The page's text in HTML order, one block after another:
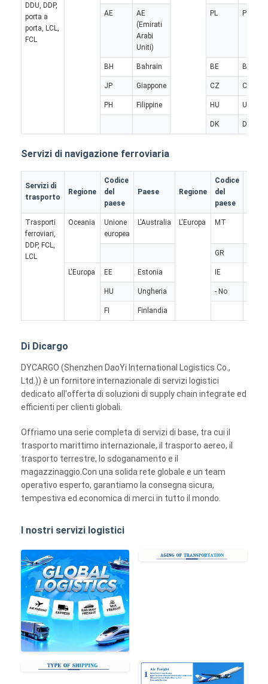
Trasporto internazionale di andata
Aereo da trasporto di andata
trasporto marittimo
Spedizioni DDP dalla Cina
TRASPORTO DI FERROVIA
Nave verso l' Amazzonia
Trasporti merci su autocarri
Servizio di magazzinaggio
DDU, DDP,
porta a
porta, LCL,
FCL
AE
AE
(Emirati
Arabi
Uniti)
PL Polonia
BH Bahrain BE Belgio
JP Giappone CZ Ceco
PH Filippine HU
DK
Servizi di navigazione ferroviaria
Servizi di
trasporto
Regione
Codice
del
paese
Paese Regione
Codice
del
paese
Trasporti
ferroviari,
DDP, FCL,
LCL
Oceania
Unione
europea
L'Australia L'Europa MT
GR
L'Europa EE Estonia IE
HU Ungheria - No
FI Finlandia
Di Dicargo
DYCARGO (Shenzhen DaoYi International Logistics Co.,
Ltd.)) è un fornitore internazionale di servizi logistici
dedicato all'offerta di soluzioni di supply chain integrate ed
efficienti per clienti globali.
Offriamo una serie completa di servizi di base, tra cui il
trasporto marittimo internazionale, il trasporto aereo, il
trasporto terrestre, lo sdoganamento e il
magazzinaggio.Con una solida rete globale e un team
operativo esperto, garantiamo la consegna sicura,
tempestiva ed economica di merci in tutto il mondo.
I nostri servizi logistici